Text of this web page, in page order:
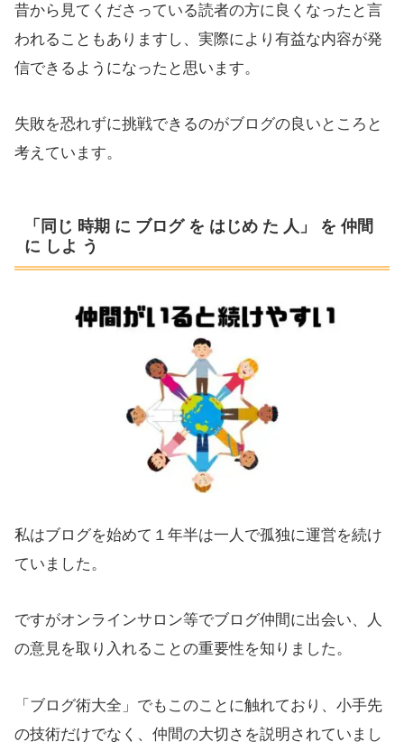
昔から見てくださっている読者の方に良くなったと言
われることもありますし、実際により有益な内容が発
信できるようになったと思います。
失敗を恐れずに挑戦できるのがブログの良いところと
考えています。
「同じ 時期 に ブログ を はじめ た 人」 を 仲間
に しよ う
私はブログを始めて１年半は一人で孤独に運営を続け
ていました。
ですがオンラインサロン等でブログ仲間に出会い、人
の意見を取り入れることの重要性を知りました。
「ブログ術大全」でもこのことに触れており、小手先
の技術だけでなく、仲間の大切さを説明されていまし